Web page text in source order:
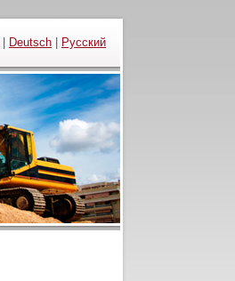
Deutsch Русский